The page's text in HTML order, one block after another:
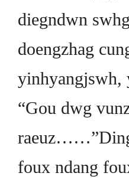
diegndwn
doengzhag
yinhyangjswh,
“Gou dwg
foux ndang